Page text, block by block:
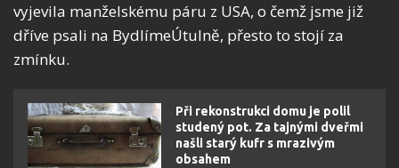
vyjevila manželskému páru z USA, o čemž jsme již
dříve psali na BydlímeÚtulně, přesto to stojí za
zmínku.
Při rekonstrukci domu je polil
studený pot. Za tajnými dveřmi
našli starý kufr s mrazivým
obsahem